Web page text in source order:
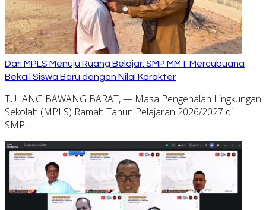
Dari MPLS Menuju Ruang Belajar: SMP MMT Mercubuana
Bekali Siswa Baru dengan Nilai Karakter
TULANG BAWANG BARAT, — Masa Pengenalan Lingkungan
Sekolah (MPLS) Ramah Tahun Pelajaran 2026/2027 di
SMP…